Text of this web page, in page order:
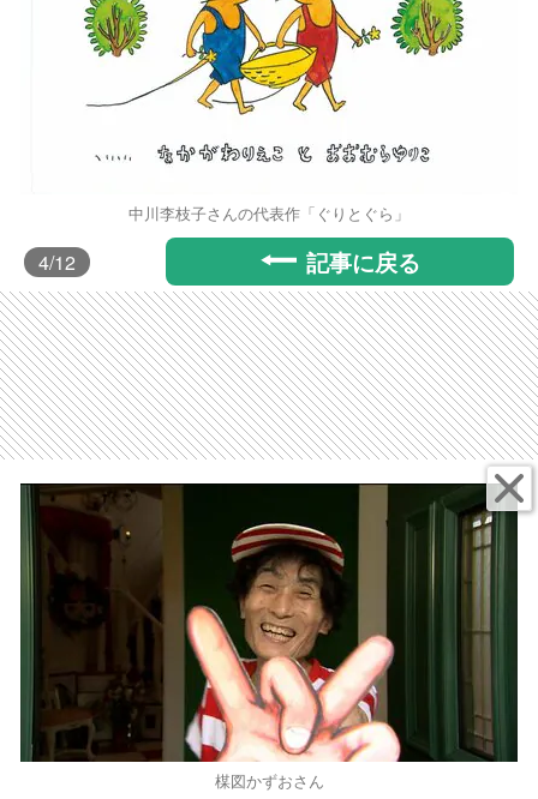
中川李枝子さんの代表作「ぐりとぐら」
4/12 記事に戻る
楳図かずおさん